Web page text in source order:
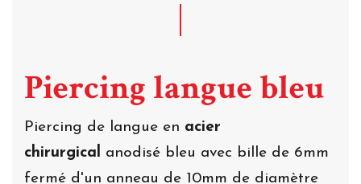
Piercing langue bleu
Piercing de langue en acier
chirurgical
anodisé bleu avec bille de 6mm
fermé d'un anneau de 10mm de diamètre